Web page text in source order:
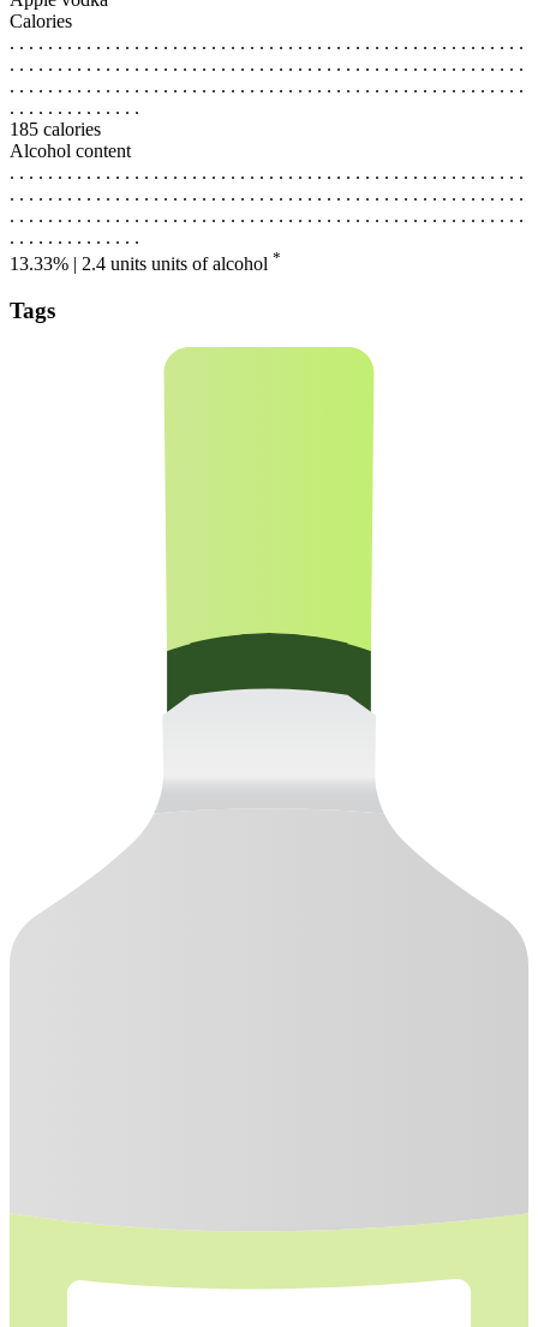
Calories
. . . . . . . . . . . . . . . . . . . . . . . . . . . . . . . . . . . . . . . . . . . . . . . . . . . . . .
. . . . . . . . . . . . . . . . . . . . . . . . . . . . . . . . . . . . . . . . . . . . . . . . . . . . . .
. . . . . . . . . . . . . . . . . . . . . . . . . . . . . . . . . . . . . . . . . . . . . . . . . . . . . .
. . . . . . . . . . . . . .
185 calories
Alcohol content
. . . . . . . . . . . . . . . . . . . . . . . . . . . . . . . . . . . . . . . . . . . . . . . . . . . . . .
. . . . . . . . . . . . . . . . . . . . . . . . . . . . . . . . . . . . . . . . . . . . . . . . . . . . . .
. . . . . . . . . . . . . . . . . . . . . . . . . . . . . . . . . . . . . . . . . . . . . . . . . . . . . .
. . . . . . . . . . . . . .
13.33% | 2.4 units units of alcohol *
Tags